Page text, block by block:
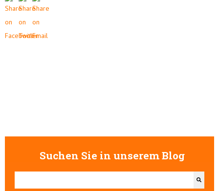
Suchen Sie in unserem Blog
Dies ist ein Suchfeld mit einer automatischen Vorschlagsfunktion.